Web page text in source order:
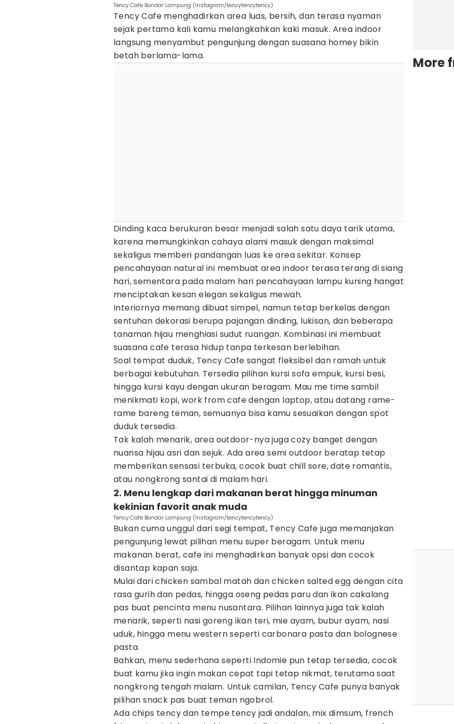
Tency Cafe Bandar Lampung (Instagram/tencytencytency)
Tency Cafe menghadirkan area luas, bersih, dan terasa nyaman
sejak pertama kali kamu melangkahkan kaki masuk. Area indoor
langsung menyambut pengunjung dengan suasana homey bikin
betah berlama-lama.
Dinding kaca berukuran besar menjadi salah satu daya tarik utama,
karena memungkinkan cahaya alami masuk dengan maksimal
sekaligus memberi pandangan luas ke area sekitar. Konsep
pencahayaan natural ini membuat area indoor terasa terang di siang
hari, sementara pada malam hari pencahayaan lampu kuning hangat
menciptakan kesan elegan sekaligus mewah.
Interiornya memang dibuat simpel, namun tetap berkelas dengan
sentuhan dekorasi berupa pajangan dinding, lukisan, dan beberapa
tanaman hijau menghiasi sudut ruangan. Kombinasi ini membuat
suasana cafe terasa hidup tanpa terkesan berlebihan.
Soal tempat duduk, Tency Cafe sangat fleksibel dan ramah untuk
berbagai kebutuhan. Tersedia pilihan kursi sofa empuk, kursi besi,
hingga kursi kayu dengan ukuran beragam. Mau me time sambil
menikmati kopi, work from cafe dengan laptop, atau datang rame-
rame bareng teman, semuanya bisa kamu sesuaikan dengan spot
duduk tersedia.
Tak kalah menarik, area outdoor-nya juga cozy banget dengan
nuansa hijau asri dan sejuk. Ada area semi outdoor beratap tetap
memberikan sensasi terbuka, cocok buat chill sore, date romantis,
atau nongkrong santai di malam hari.
2. Menu lengkap dari makanan berat hingga minuman
kekinian favorit anak muda
Tency Cafe Bandar Lampung (Instagram/tencytencytency)
Bukan cuma unggul dari segi tempat, Tency Cafe juga memanjakan
pengunjung lewat pilihan menu super beragam. Untuk menu
makanan berat, cafe ini menghadirkan banyak opsi dan cocok
disantap kapan saja.
Mulai dari chicken sambal matah dan chicken salted egg dengan cita
rasa gurih dan pedas, hingga oseng pedas paru dan ikan cakalang
pas buat pencinta menu nusantara. Pilihan lainnya juga tak kalah
menarik, seperti nasi goreng ikan teri, mie ayam, bubur ayam, nasi
uduk, hingga menu western seperti carbonara pasta dan bolognese
pasta.
Bahkan, menu sederhana seperti Indomie pun tetap tersedia, cocok
buat kamu jika ingin makan cepat tapi tetap nikmat, terutama saat
nongkrong tengah malam. Untuk camilan, Tency Cafe punya banyak
pilihan snack pas buat teman ngobrol.
Ada chips tency dan tempe tency jadi andalan, mix dimsum, french
More